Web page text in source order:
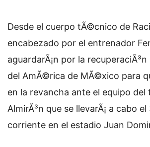
Desde el cuerpo tÃ©cnico de
encabezado por el entrenador
aguardarÃ¡n por la
del AmÃ©rica de MÃ©xico para
en la revancha ante el equipo
AlmirÃ³n que se llevarÃ¡ a cabo el
corriente en el estadio Juan